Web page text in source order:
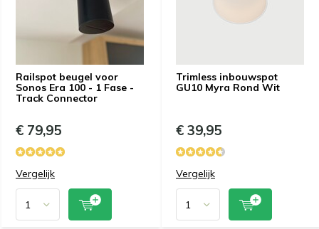
Railspot beugel voor
Sonos Era 100 - 1 Fase -
Track Connector
€ 79,95
Vergelijk
Trimless inbouwspot
GU10 Myra Rond Wit
€ 39,95
Vergelijk